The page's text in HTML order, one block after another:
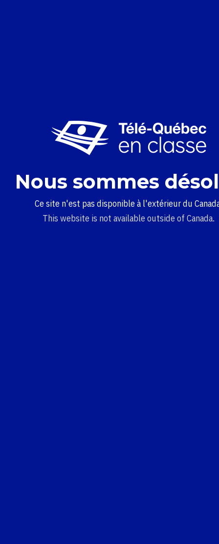
Nous sommes
Ce site n'est pas disponible à l'extérieur du
This website is not available outside of Canada.